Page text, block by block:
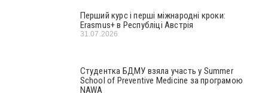
Перший курс і перші міжнародні кроки:
Erasmus+ в Республіці Австрія
31.07.2026
Студентка БДМУ взяла участь у Summer
School of Preventive Medicine за програмою
NAWA